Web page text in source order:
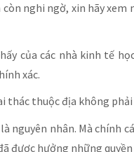
còn nghi ngờ, xin hãy xem
của các nhà kinh tế
xác.
thác thuộc địa không phải
nguyên nhân. Mà chính
được hưởng những